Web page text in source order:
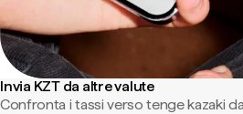
Invia KZT da altre valute
Confronta i tassi verso tenge kazaki